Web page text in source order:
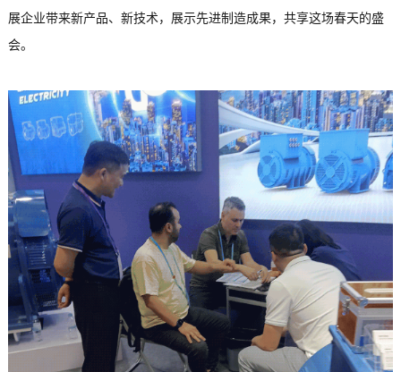
展企业带来新产品、新技术，展示先进制造成果，共享这场春天的盛
会。